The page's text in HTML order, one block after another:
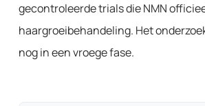
gecontroleerde trials die NMN
haargroeibehandeling. Het
nog in een vroege fase.